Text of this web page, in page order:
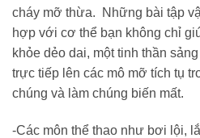
cháy mỡ thừa. Những bài tập
hợp với cơ thể bạn không chỉ
khỏe dẻo dai, một tinh thần
trực tiếp lên các mô mỡ tích tụ
chúng và làm chúng biến mất.
-Các môn thể thao như bơi lội,